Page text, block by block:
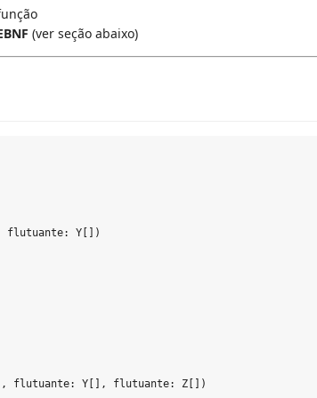
(ver seção abaixo)
flutuante: Y[])
flutuante: Y[], flutuante: Z[])